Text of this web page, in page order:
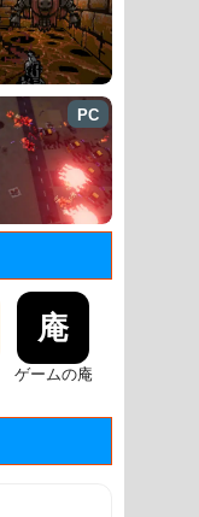
PC
庵
ゲームの庵